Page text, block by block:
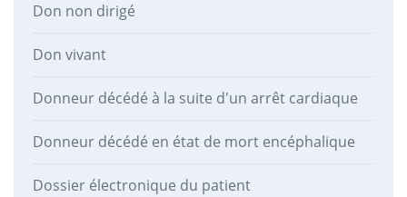
Don non dirigé
Don vivant
Donneur décédé à la suite d'un arrêt cardiaque
Donneur décédé en état de mort encéphalique
Dossier électronique du patient